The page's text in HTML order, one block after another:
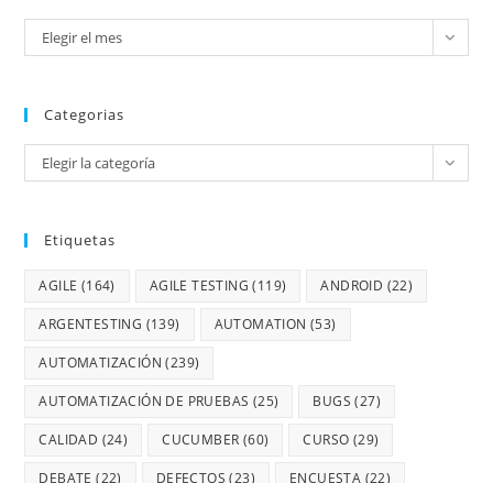
Elegir el mes
Categorias
Elegir la categoría
Etiquetas
AGILE (164) AGILE TESTING (119) ANDROID (22)
ARGENTESTING (139) AUTOMATION (53)
AUTOMATIZACIÓN (239)
AUTOMATIZACIÓN DE PRUEBAS (25) BUGS (27)
CALIDAD (24) CUCUMBER (60) CURSO (29)
DEBATE (22) DEFECTOS (23) ENCUESTA (22)